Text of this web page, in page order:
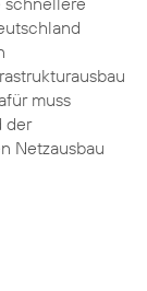
muss
der
Netzausbau